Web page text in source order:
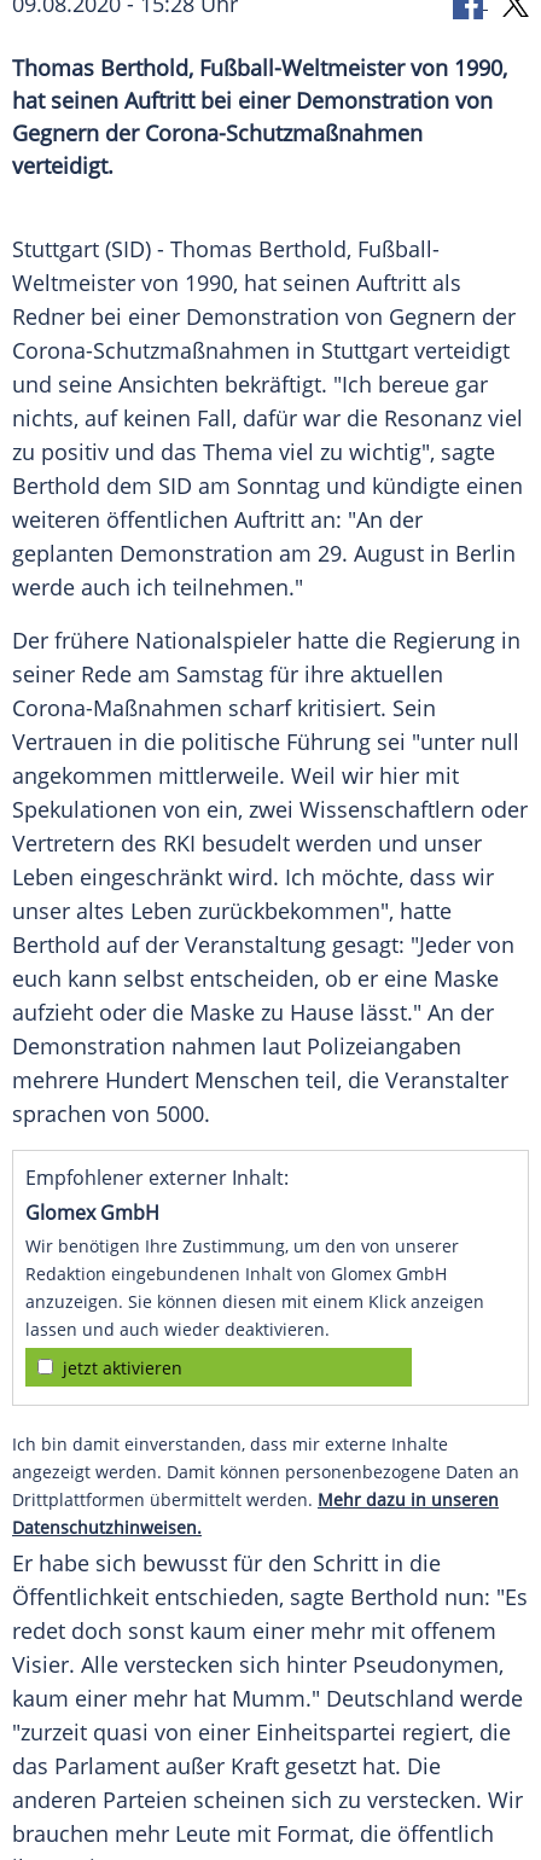
Thomas Berthold, Fußball-Weltmeister von 1990,
hat seinen Auftritt bei einer Demonstration von
Gegnern der Corona-Schutzmaßnahmen
verteidigt.
Stuttgart (SID) - Thomas Berthold, Fußball-
Weltmeister von 1990, hat seinen Auftritt als
Redner bei einer Demonstration von Gegnern der
Corona-Schutzmaßnahmen in Stuttgart verteidigt
und seine Ansichten bekräftigt. "Ich bereue gar
nichts, auf keinen Fall, dafür war die Resonanz viel
zu positiv und das Thema viel zu wichtig", sagte
Berthold dem SID am Sonntag und kündigte einen
weiteren öffentlichen Auftritt an: "An der
geplanten Demonstration am 29. August in Berlin
werde auch ich teilnehmen."
Der frühere Nationalspieler hatte die Regierung in
seiner Rede am Samstag für ihre aktuellen
Corona-Maßnahmen scharf kritisiert. Sein
Vertrauen in die politische Führung sei "unter null
angekommen mittlerweile. Weil wir hier mit
Spekulationen von ein, zwei Wissenschaftlern oder
Vertretern des RKI besudelt werden und unser
Leben eingeschränkt wird. Ich möchte, dass wir
unser altes Leben zurückbekommen", hatte
Berthold auf der Veranstaltung gesagt: "Jeder von
euch kann selbst entscheiden, ob er eine Maske
aufzieht oder die Maske zu Hause lässt." An der
Demonstration nahmen laut Polizeiangaben
mehrere Hundert Menschen teil, die Veranstalter
sprachen von 5000.
Empfohlener externer Inhalt:
Glomex GmbH
Wir benötigen Ihre Zustimmung, um den von unserer
Redaktion eingebundenen Inhalt von Glomex GmbH
anzuzeigen. Sie können diesen mit einem Klick anzeigen
lassen und auch wieder deaktivieren.
jetzt aktivieren
Ich bin damit einverstanden, dass mir externe Inhalte
angezeigt werden. Damit können personenbezogene Daten an
Drittplattformen übermittelt werden. Mehr dazu in unseren
Datenschutzhinweisen.
Er habe sich bewusst für den Schritt in die
Öffentlichkeit entschieden, sagte Berthold nun: "Es
redet doch sonst kaum einer mehr mit offenem
Visier. Alle verstecken sich hinter Pseudonymen,
kaum einer mehr hat Mumm." Deutschland werde
"zurzeit quasi von einer Einheitspartei regiert, die
das Parlament außer Kraft gesetzt hat. Die
anderen Parteien scheinen sich zu verstecken. Wir
brauchen mehr Leute mit Format, die öffentlich